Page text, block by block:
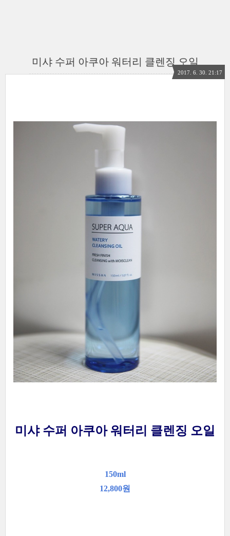
미샤 수퍼 아쿠아 워터리 클렌징 오일
2017. 6. 30. 21:17
미샤 수퍼 아쿠아 워터리 클렌징 오일
150ml
12,800원